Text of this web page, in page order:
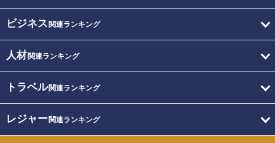
ビジネス 関連ランキング
人材関連ランキング
トラベル関連ランキング
レジャー関連ランキング